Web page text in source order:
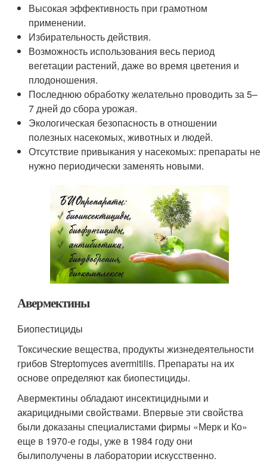
Высокая эффективность при грамотном
применении.
Избирательность действия.
Возможность использования весь период
вегетации растений, даже во время цветения и
плодоношения.
Последнюю обработку желательно проводить за 5–
7 дней до сбора урожая.
Экологическая безопасность в отношении
полезных насекомых, животных и людей.
Отсутствие привыкания у насекомых: препараты не
нужно периодически заменять новыми.
Авермектины
Биопестициды
Токсические вещества, продукты жизнедеятельности
грибов Streptomyces avermitilis. Препараты на их
основе определяют как биопестициды.
Авермектины обладают инсектицидными и
акарицидными свойствами. Впервые эти свойства
были доказаны специалистами фирмы «Мерк и Ко»
еще в 1970-е годы, уже в 1984 году они
былиполучены в лаборатории искусственно.